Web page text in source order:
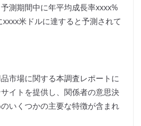
測期間中に年平均成長率xxxx%
米ドルに達すると予測されて
市場に関する本調査レポートに
イトを提供し、関係者の意思決
いくつかの主要な特徴が含まれ